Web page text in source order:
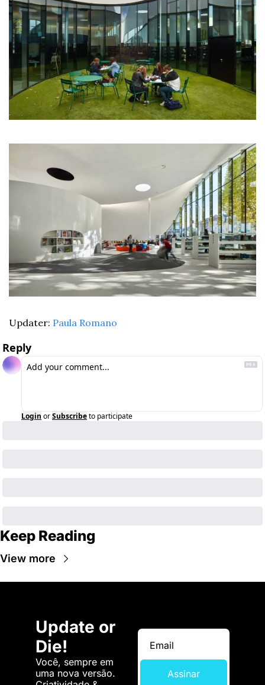
Updater: Paula Romano
Reply
Login orSubscribeto participate
Keep Reading
View more
Update or
Die!
Você, sempre em
uma nova versão.
Assinar